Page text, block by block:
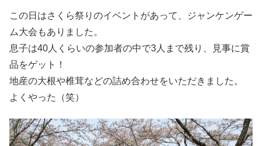
この日はさくら祭りのイベントがあって、ジャンケンゲー
ム大会もありました。
息子は40人くらいの参加者の中で3人まで残り、見事に賞
品をゲット！
地産の大根や椎茸などの詰め合わせをいただきました。
よくやった（笑）